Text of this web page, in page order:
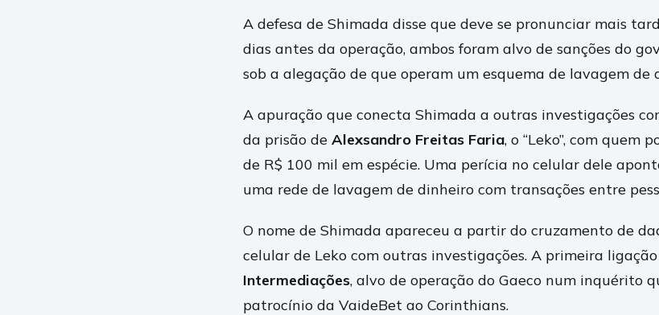
A defesa de Shimada disse que deve se pronunciar mais
dias antes da operação, ambos foram alvo de sanções do
sob a alegação de que operam um esquema de lavagem de
A apuração que conecta Shimada a outras investigações
da prisão de Alexsandro Freitas Faria, o “Leko”, com quem
de R$ 100 mil em espécie. Uma perícia no celular dele
uma rede de lavagem de dinheiro com transações entre
O nome de Shimada apareceu a partir do cruzamento de
celular de Leko com outras investigações. A primeira
Intermediações, alvo de operação do Gaeco num inquérito
patrocínio da VaideBet ao Corinthians.